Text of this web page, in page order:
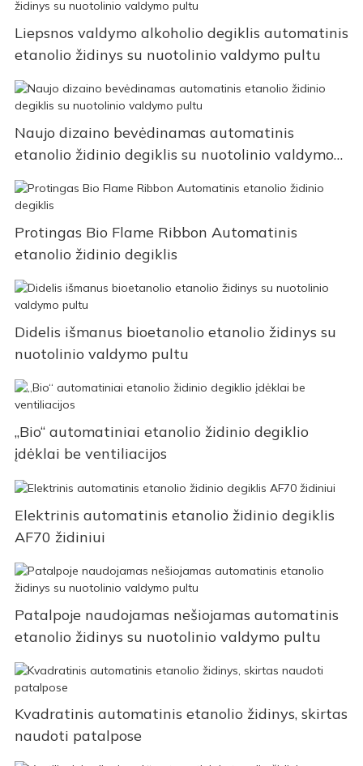
Liepsnos valdymo alkoholio degiklis automatinis
etanolio židinys su nuotolinio valdymo pultu
Naujo dizaino bevėdinamas automatinis
etanolio židinio degiklis su nuotolinio valdymo
pultu
Protingas Bio Flame Ribbon Automatinis
etanolio židinio degiklis
Didelis išmanus bioetanolio etanolio židinys su
nuotolinio valdymo pultu
„Bio“ automatiniai etanolio židinio degiklio
įdėklai be ventiliacijos
Elektrinis automatinis etanolio židinio degiklis
AF70 židiniui
Patalpoje naudojamas nešiojamas automatinis
etanolio židinys su nuotolinio valdymo pultu
Kvadratinis automatinis etanolio židinys, skirtas
naudoti patalpose